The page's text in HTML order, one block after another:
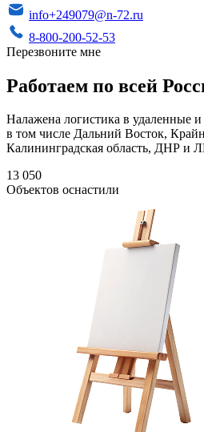
info+249079@n-72.ru
8-800-200-52-53
Перезвоните мне
Работаем по всей
Налажена логистика в удаленные
в том числе Дальний Восток,
Калининградская область, ДНР и
13 050
Объектов оснастили